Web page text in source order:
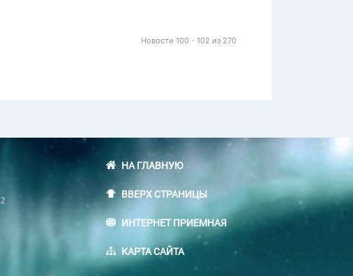
Новости 100 - 102 из 270
НА ГЛАВНУЮ
ВВЕРХ СТРАНИЦЫ
ИНТЕРНЕТ ПРИЕМНАЯ
КАРТА САЙТА